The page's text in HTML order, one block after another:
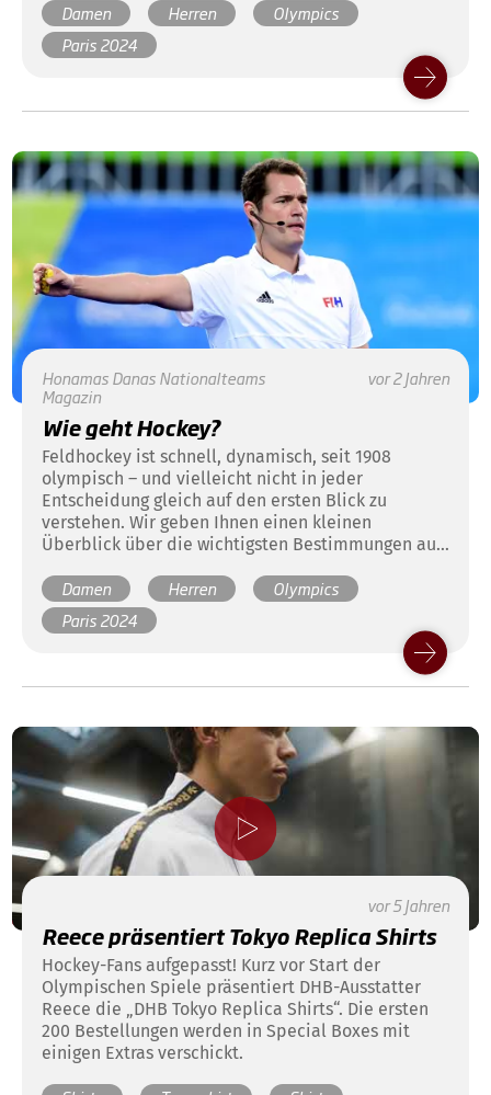
über die bisherige Geschichte des Hockeysports
bei Olympischen Spielen und die Medaillen des
DHB bei Olympischen Spielen.
Damen Herren
Olympics
Paris 2024
HonamasDanasNationalteams
Magazin
vor 2 Jahren
Wie geht Hockey?
Feldhockey ist schnell, dynamisch, seit 1908
olympisch – und vielleicht nicht in jeder
Entscheidung gleich auf den ersten Blick zu
verstehen. Wir geben Ihnen einen kleinen
Überblick über die wichtigsten Bestimmungen aus
Feldhockey. Damit sich der Hockey-Regel-
Dschungel auch für die neuen Hockeyfreunde ganz
schnell lichtet.
Damen Herren
Olympics
Paris 2024
vor 5 Jahren
Reece präsentiert Tokyo Replica Shirts
Hockey-Fans aufgepasst! Kurz vor Start der
Olympischen Spiele präsentiert DHB-Ausstatter
Reece die „DHB Tokyo Replica Shirts“. Die ersten
200 Bestellungen werden in Special Boxes mit
einigen Extras verschickt.